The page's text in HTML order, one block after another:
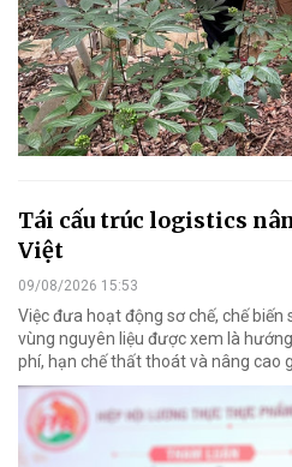
Tái cấu trúc logistics
Việt
09/08/2026 15:53
Việc đưa hoạt động sơ chế, chế
vùng nguyên liệu được xem là
phí, hạn chế thất thoát và nâng cao